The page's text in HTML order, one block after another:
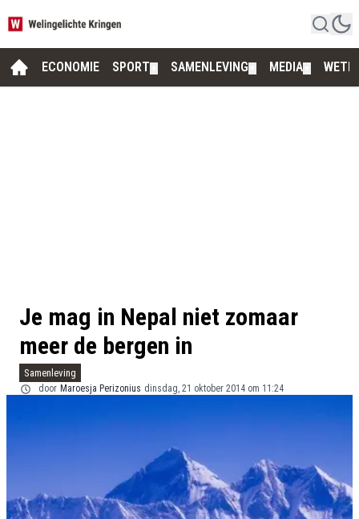
ECONOMIE SPORT SAMENLEVING MEDIA
Je mag in Nepal niet zomaar
meer de bergen in
Samenleving
door Maroesja Perizonius dinsdag, 21 oktober 2014 om 11:24